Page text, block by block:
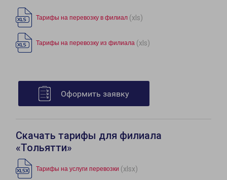
Тарифы на перевозку в филиал (xls)
Тарифы на перевозку из филиала (xls)
Оформить заявку
Скачать тарифы для филиала
«Тольятти»
Тарифы на услуги перевозки (xlsx)